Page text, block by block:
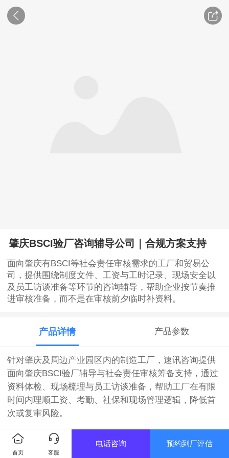
肇庆BSCI验厂咨询辅导公司｜合规方案支持
面向肇庆有BSCI等社会责任审核需求的工厂和贸易公
司，提供围绕制度文件、工资与工时记录、现场安全以
及员工访谈准备等环节的咨询辅导，帮助企业按节奏推
进审核准备，而不是在审核前夕临时补资料。
产品详情 产品参数
针对肇庆及周边产业园区内的制造工厂，速讯咨询提供
面向肇庆BSCI验厂辅导与社会责任审核筹备支持，通过
资料体检、现场梳理与员工访谈准备，帮助工厂在有限
时间内理顺工资、考勤、社保和现场管理逻辑，降低首
次或复审风险。
【服务简介】
首页 客服
电话咨询 预约到厂评估